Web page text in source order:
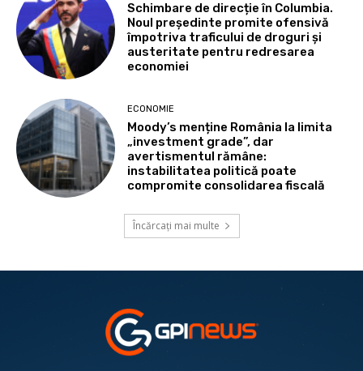
Schimbare de direcție în Columbia.
Noul președinte promite ofensivă
împotriva traficului de droguri și
austeritate pentru redresarea
economiei
ECONOMIE
Moody’s menține România la limita
„investment grade”, dar
avertismentul rămâne:
instabilitatea politică poate
compromite consolidarea fiscală
Încărcați mai multe